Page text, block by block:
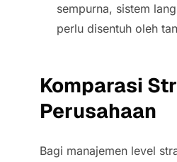
sempurna, sistem
perlu disentuh oleh
Komparasi
Perusahaan
Bagi manajemen level